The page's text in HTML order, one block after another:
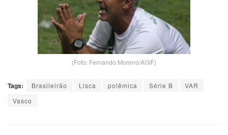
(Foto: Fernando Moreno/AGIF)
Tags: Brasileirão Lisca polêmica Série B
VAR
Vasco